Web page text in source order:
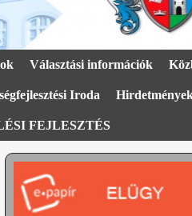
Választási információk
Iroda
FEJLESZTÉS